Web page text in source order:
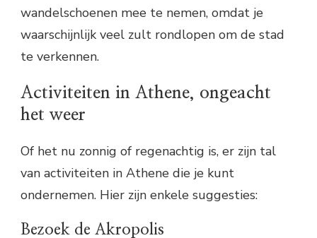
wandelschoenen mee te nemen, omdat je
waarschijnlijk veel zult rondlopen om de stad
te verkennen.
Activiteiten in Athene, ongeacht
het weer
Of het nu zonnig of regenachtig is, er zijn tal
van activiteiten in Athene die je kunt
ondernemen. Hier zijn enkele suggesties:
Bezoek de Akropolis